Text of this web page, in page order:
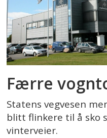
Færre
Statens vegvesen
blitt flinkere til å sko
vinterveier.